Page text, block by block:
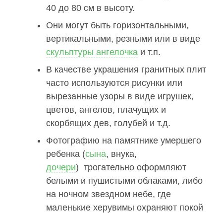
40 до 80 см в высоту.
Они могут быть горизонтальными,
вертикальными, резными или в виде
скульптуры ангелочка и т.п.
В качестве украшения гранитных плит
часто используются рисунки или
вырезанные узоры в виде игрушек,
цветов, ангелов, плачущих и
скорбящих дев, голубей и т.д.
Фотографию на памятнике умершего
ребенка (сына, внука,
дочери) трогательно оформляют
белыми и пушистыми облаками, либо
на ночном звездном небе, где
маленькие херувимы охраняют покой